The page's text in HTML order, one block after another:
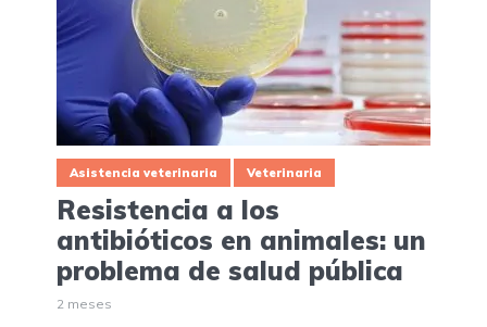
Asistencia veterinaria Veterinaria
Resistencia a los
antibióticos en animales: un
problema de salud pública
2 meses